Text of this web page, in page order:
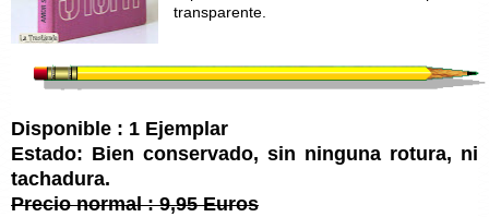
transparente.
Disponible : 1 Ejemplar
Estado: Bien conservado, sin ninguna rotura, ni
tachadura.
Precio normal : 9,95 Euros